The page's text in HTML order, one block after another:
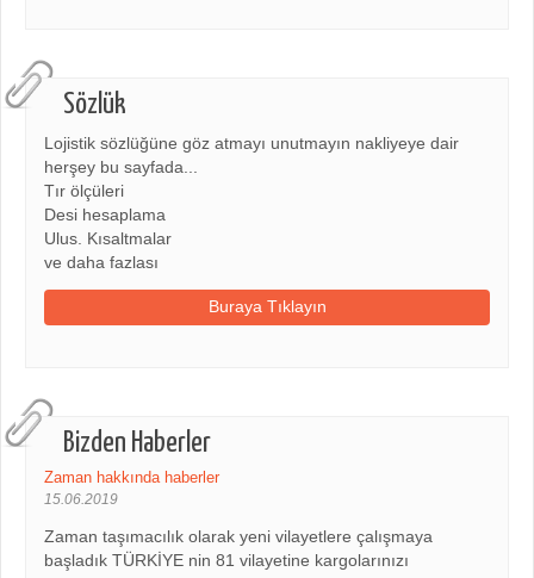
Sözlük
Lojistik sözlüğüne göz atmayı unutmayın nakliyeye dair
herşey bu sayfada...
Tır ölçüleri
Desi hesaplama
Ulus. Kısaltmalar
ve daha fazlası
Buraya Tıklayın
Bizden Haberler
Zaman hakkında haberler
15.06.2019
Zaman taşımacılık olarak yeni vilayetlere çalışmaya
başladık TÜRKİYE nin 81 vilayetine kargolarınızı